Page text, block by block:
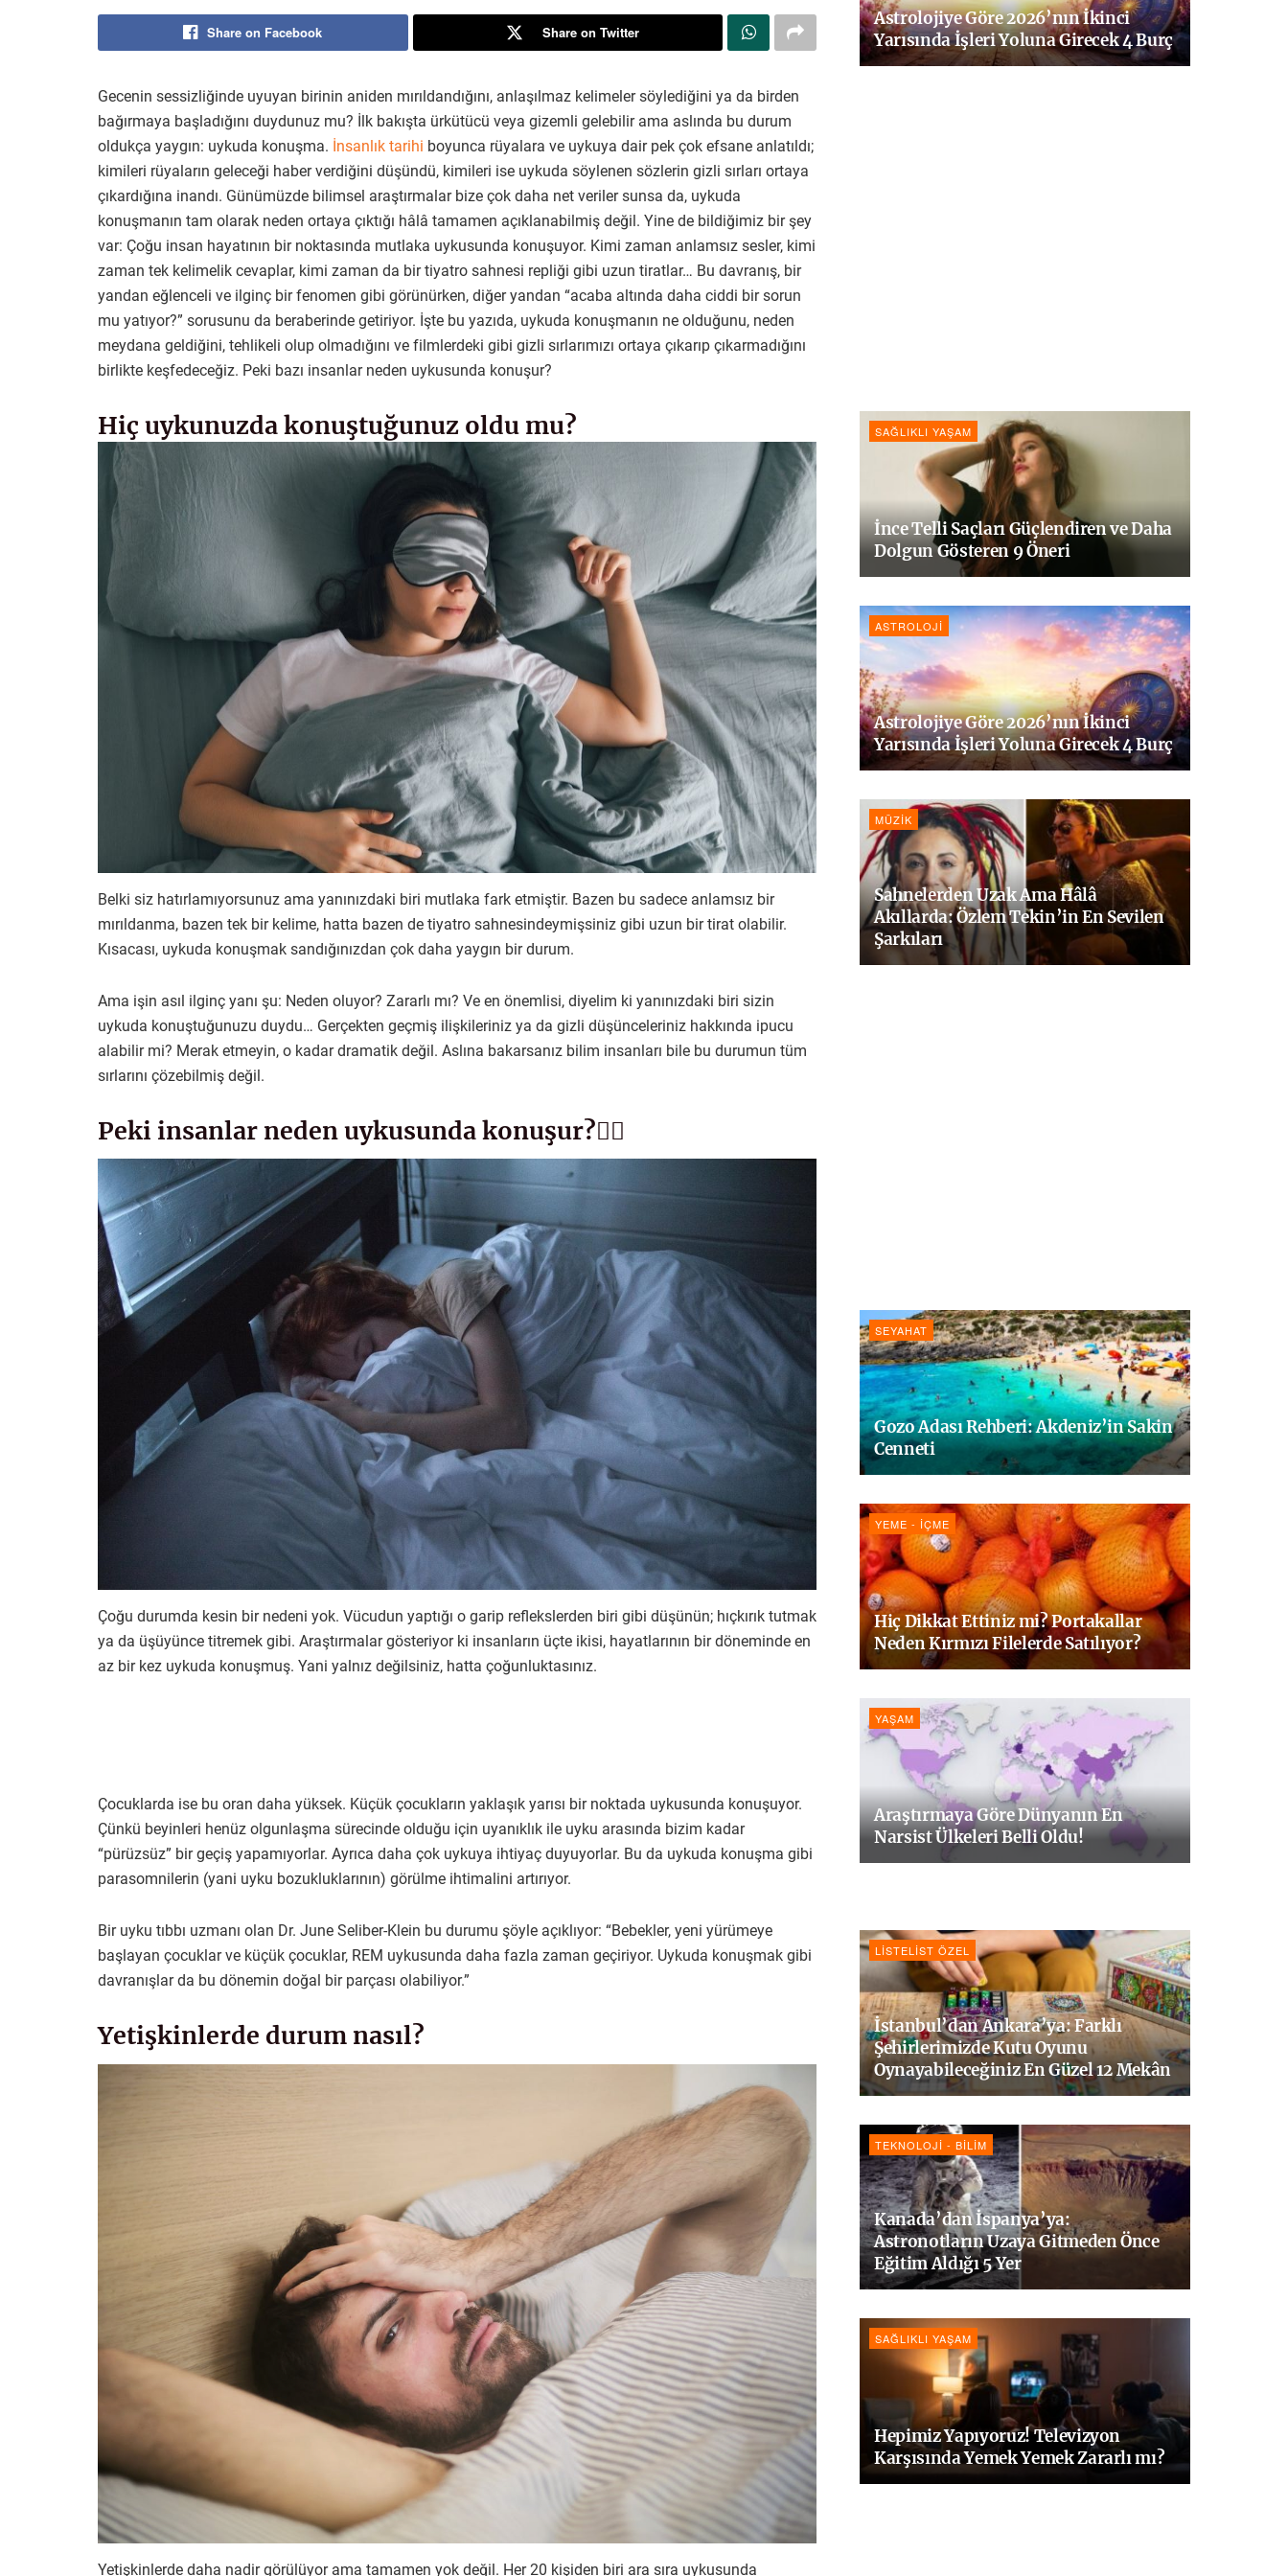
Share on Facebook Share on Twitter
Gecenin sessizliğinde uyuyan birinin aniden mırıldandığını, anlaşılmaz kelimeler söylediğini ya da birden
bağırmaya başladığını duydunuz mu? İlk bakışta ürkütücü veya gizemli gelebilir ama aslında bu durum
oldukça yaygın: uykuda konuşma. İnsanlık tarihi boyunca rüyalara ve uykuya dair pek çok efsane anlatıldı;
kimileri rüyaların geleceği haber verdiğini düşündü, kimileri ise uykuda söylenen sözlerin gizli sırları ortaya
çıkardığına inandı. Günümüzde bilimsel araştırmalar bize çok daha net veriler sunsa da, uykuda
konuşmanın tam olarak neden ortaya çıktığı hâlâ tamamen açıklanabilmiş değil. Yine de bildiğimiz bir şey
var: Çoğu insan hayatının bir noktasında mutlaka uykusunda konuşuyor. Kimi zaman anlamsız sesler, kimi
zaman tek kelimelik cevaplar, kimi zaman da bir tiyatro sahnesi repliği gibi uzun tiratlar… Bu davranış, bir
yandan eğlenceli ve ilginç bir fenomen gibi görünürken, diğer yandan “acaba altında daha ciddi bir sorun
mu yatıyor?” sorusunu da beraberinde getiriyor. İşte bu yazıda, uykuda konuşmanın ne olduğunu, neden
meydana geldiğini, tehlikeli olup olmadığını ve filmlerdeki gibi gizli sırlarımızı ortaya çıkarıp çıkarmadığını
birlikte keşfedeceğiz. Peki bazı insanlar neden uykusunda konuşur?
Hiç uykunuzda konuştuğunuz oldu mu?
Belki siz hatırlamıyorsunuz ama yanınızdaki biri mutlaka fark etmiştir. Bazen bu sadece anlamsız bir
mırıldanma, bazen tek bir kelime, hatta bazen de tiyatro sahnesindeymişsiniz gibi uzun bir tirat olabilir.
Kısacası, uykuda konuşmak sandığınızdan çok daha yaygın bir durum.
Ama işin asıl ilginç yanı şu: Neden oluyor? Zararlı mı? Ve en önemlisi, diyelim ki yanınızdaki biri sizin
uykuda konuştuğunuzu duydu… Gerçekten geçmiş ilişkileriniz ya da gizli düşünceleriniz hakkında ipucu
alabilir mi? Merak etmeyin, o kadar dramatik değil. Aslına bakarsanız bilim insanları bile bu durumun tüm
sırlarını çözebilmiş değil.
Peki insanlar neden uykusunda konuşur?👇🏻
Çoğu durumda kesin bir nedeni yok. Vücudun yaptığı o garip reflekslerden biri gibi düşünün; hıçkırık tutmak
ya da üşüyünce titremek gibi. Araştırmalar gösteriyor ki insanların üçte ikisi, hayatlarının bir döneminde en
az bir kez uykuda konuşmuş. Yani yalnız değilsiniz, hatta çoğunluktasınız.
Çocuklarda ise bu oran daha yüksek. Küçük çocukların yaklaşık yarısı bir noktada uykusunda konuşuyor.
Çünkü beyinleri henüz olgunlaşma sürecinde olduğu için uyanıklık ile uyku arasında bizim kadar
“pürüzsüz” bir geçiş yapamıyorlar. Ayrıca daha çok uykuya ihtiyaç duyuyorlar. Bu da uykuda konuşma gibi
parasomnilerin (yani uyku bozukluklarının) görülme ihtimalini artırıyor.
Bir uyku tıbbı uzmanı olan Dr. June Seliber-Klein bu durumu şöyle açıklıyor: “Bebekler, yeni yürümeye
başlayan çocuklar ve küçük çocuklar, REM uykusunda daha fazla zaman geçiriyor. Uykuda konuşmak gibi
davranışlar da bu dönemin doğal bir parçası olabiliyor.”
Yetişkinlerde durum nasıl?
Yetişkinlerde daha nadir görülüyor ama tamamen yok değil. Her 20 kişiden biri ara sıra uykusunda
Astrolojiye Göre 2026’nın İkinci
Yarısında İşleri Yoluna Girecek 4 Burç
SAĞLIKLI YAŞAM
İnce Telli Saçları Güçlendiren ve Daha
Dolgun Gösteren 9 Öneri
ASTROLOJI
Astrolojiye Göre 2026’nın İkinci
Yarısında İşleri Yoluna Girecek 4 Burç
MÜZIK
Sahnelerden Uzak Ama Hâlâ
Akıllarda: Özlem Tekin’in En Sevilen
Şarkıları
SEYAHAT
Gozo Adası Rehberi: Akdeniz’in Sakin
Cenneti
YEME - İÇME
Hiç Dikkat Ettiniz mi? Portakallar
Neden Kırmızı Filelerde Satılıyor?
YAŞAM
Araştırmaya Göre Dünyanın En
Narsist Ülkeleri Belli Oldu!
LISTELIST ÖZEL
İstanbul’dan Ankara’ya: Farklı
Şehirlerimizde Kutu Oyunu
Oynayabileceğiniz En Güzel 12 Mekân
TEKNOLOJI - BILIM
Kanada’dan İspanya’ya:
Astronotların Uzaya Gitmeden Önce
Eğitim Aldığı 5 Yer
SAĞLIKLI YAŞAM
Hepimiz Yapıyoruz! Televizyon
Karşısında Yemek Yemek Zararlı mı?